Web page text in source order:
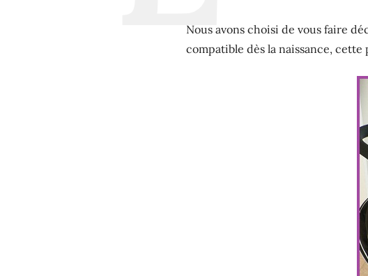
Nous avons choisi de vous faire
compatible dès la naissance,